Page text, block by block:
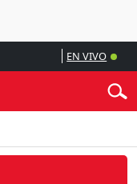
EN VIVO